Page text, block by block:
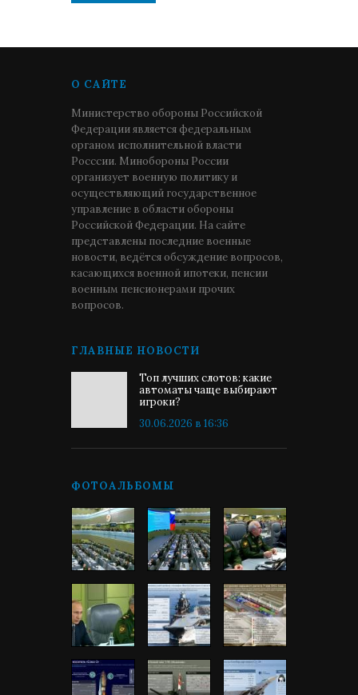
О САЙТЕ
Министерство обороны Российской
Федерации является федеральным
органом исполнительной власти
Росссии. Минобороны России
организует военную политику и
осуществляющий государственное
управление в области обороны
Российской Федерации. На сайте
представлены последние военные
новости, ведётся обсуждение вопросов,
касающихся военной ипотеки, пенсии
военным пенсионерами прочих
вопросов.
ГЛАВНЫЕ НОВОСТИ
Топ лучших слотов: какие
автоматы чаще выбирают
игроки?
30.06.2026 в 16:36
ФОТОАЛЬБОМЫ